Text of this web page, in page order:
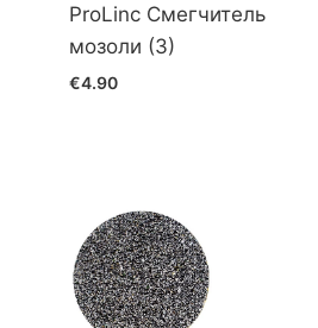
ProLinc Смегчитель
мозоли (3)
€4.90